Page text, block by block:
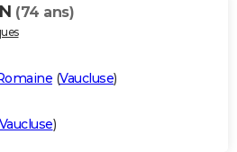
(74 ans)
(Vaucluse)
)